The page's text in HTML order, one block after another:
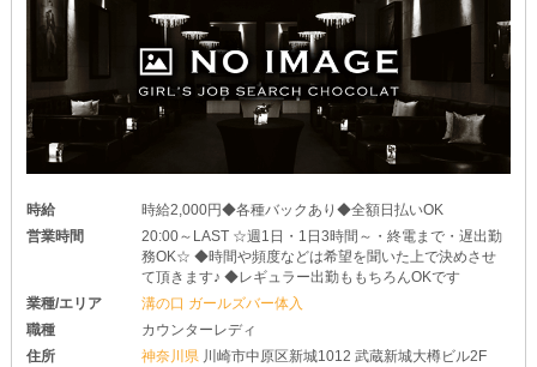
時給
時給2,000円◆各種バックあり◆全額日払いOK
営業時間
20:00～LAST ☆週1日・1日3時間～・終電まで・遅出勤
務OK☆ ◆時間や頻度などは希望を聞いた上で決めさせ
て頂きます♪ ◆レギュラー出勤ももちろんOKです
業種/エリア
溝の口 ガールズバー体入
職種
カウンターレディ
住所
神奈川県 川崎市中原区新城1012 武蔵新城大樽ビル2F